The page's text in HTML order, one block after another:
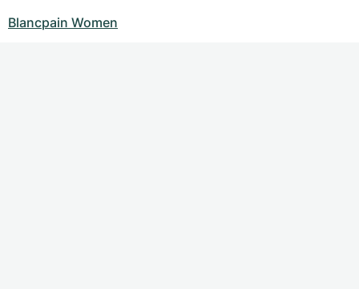
Blancpain Women